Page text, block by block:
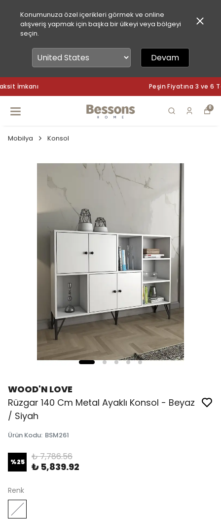
Konumunuza özel içerikleri görmek ve online
alışveriş yapmak için başka bir ülkeyi veya bölgeyi
seçin.
Devam
Peşin Fiyatına 3 ve 6 Taksit İmkanı
0
Mobilya Konsol
WOOD'N LOVE
Rüzgar 140 Cm Metal Ayaklı Konsol - Beyaz
/ Siyah
Ürün Kodu: BSM261
%25 ₺ 7,786.56
₺ 5,839.92
Renk